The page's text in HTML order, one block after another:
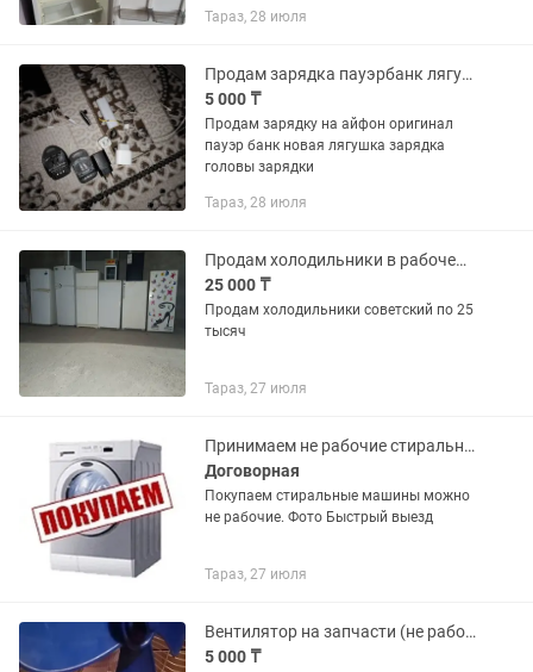
Тараз, 28 июля
Продам зарядка пауэрбанк лягушка зарядка все в рабочем состоянии как новый
5 000 ₸
Продам зарядку на айфон оригинал
пауэр банк новая лягушка зарядка
головы зарядки
Тараз, 28 июля
Продам холодильники в рабочем состоянии советский
25 000 ₸
Продам холодильники советский по 25
тысяч
Тараз, 27 июля
Принимаем не рабочие стиральные машины
Договорная
Покупаем стиральные машины можно
не рабочие. Фото Быстрый выезд
Тараз, 27 июля
Вентилятор на запчасти (не рабочий)
5 000 ₸